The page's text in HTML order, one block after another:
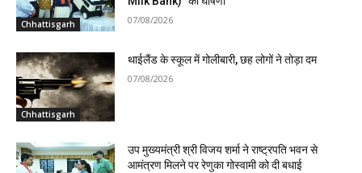
Chhattisgarh 07/08/2026
Chhattisgarh
थाईलैंड के स्कूल में गोलीबारी, छह लोगों ने तोड़ा दम
07/08/2026
उप मुख्यमंत्री श्री विजय शर्मा ने राष्ट्रपति भवन से
आमंत्रण मिलने पर रेणुका गोस्वामी को दी बधाई